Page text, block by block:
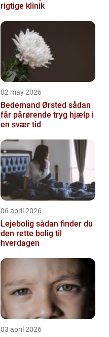
rigtige klinik
02 may 2026
Bedemand Ørsted sådan
får pårørende tryg hjælp i
en svær tid
06 april 2026
Lejebolig sådan finder du
den rette bolig til
hverdagen
03 april 2026